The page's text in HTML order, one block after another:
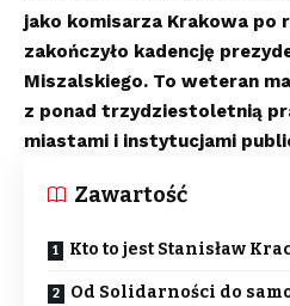
jako komisarza Krakowa po
zakończyło kadencję
Miszalskiego. To weteran
z ponad trzydziestoletnią
miastami i instytucjami
Zawartość
Kto to jest Stanisław
Od Solidarności do